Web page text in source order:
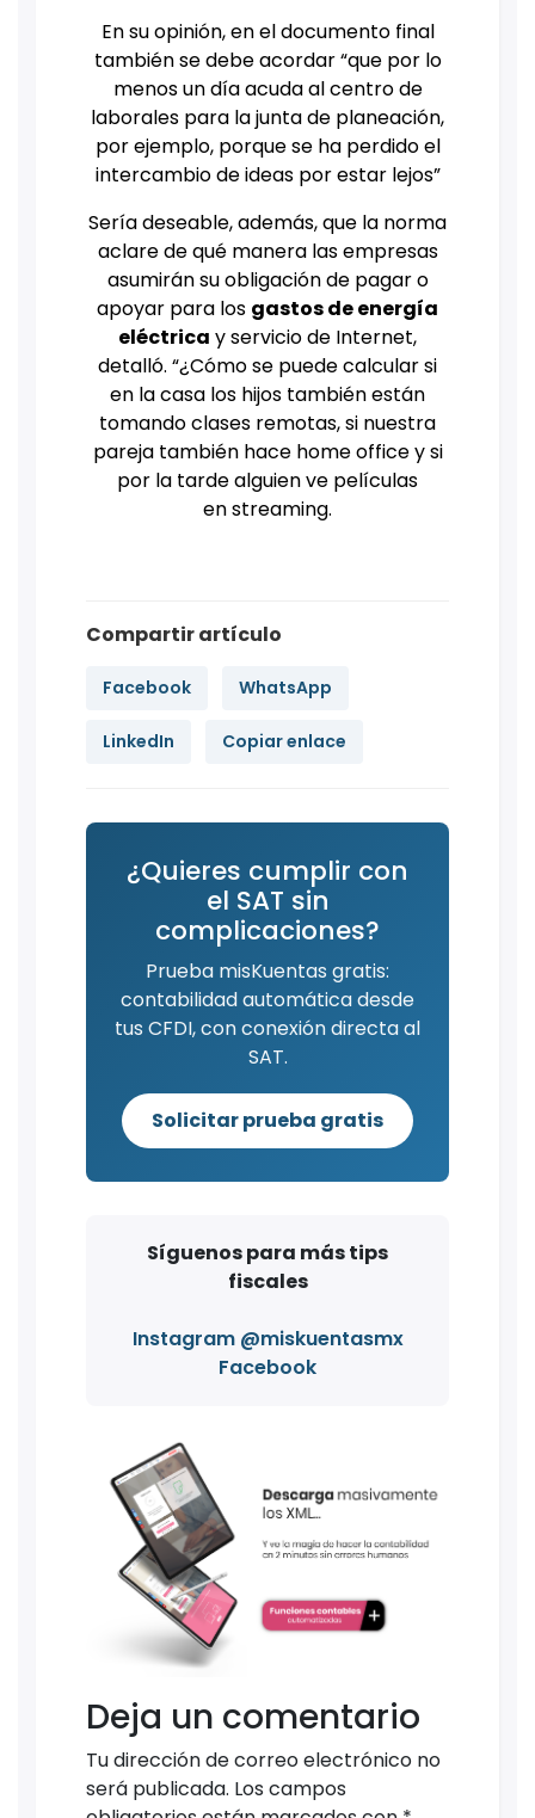
En su opinión, en el documento final
también se debe acordar “que por lo
menos un día acuda al centro de
laborales para la junta de planeación,
por ejemplo, porque se ha perdido el
intercambio de ideas por estar lejos”
Sería deseable, además, que la norma
aclare de qué manera las empresas
asumirán su obligación de pagar o
apoyar para los gastos de energía
eléctrica y servicio de Internet,
detalló. “¿Cómo se puede calcular si
en la casa los hijos también están
tomando clases remotas, si nuestra
pareja también hace home office y si
por la tarde alguien ve películas
en streaming.
Compartir artículo
Facebook WhatsApp
LinkedIn Copiar enlace
¿Quieres cumplir con
el SAT sin
complicaciones?
Prueba misKuentas gratis:
contabilidad automática desde
tus CFDI, con conexión directa al
SAT.
Solicitar prueba gratis
Síguenos para más tips
fiscales
Instagram @miskuentasmx
Facebook
Deja un comentario
Tu dirección de correo electrónico no
será publicada. Los campos